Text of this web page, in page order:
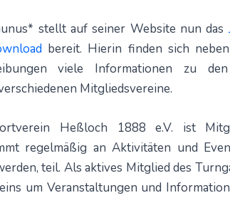
stellt auf seiner Website nun das
bereit. Hierin finden sich
viele Informationen zu
Mitgliedsvereine.
Heßloch 1888 e.V. ist
regelmäßig an Aktivitäten und
teil. Als aktives Mitglied des
um Veranstaltungen und